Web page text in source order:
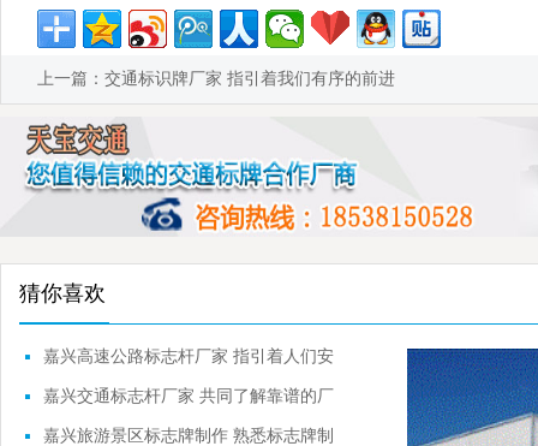
上一篇： 交通标识牌厂家 指引着我们有序的前进
猜你喜欢
嘉兴高速公路标志杆厂家 指引着人们安
全行驶
嘉兴交通标志杆厂家 共同了解靠谱的厂
家
嘉兴旅游景区标志牌制作 熟悉标志牌制